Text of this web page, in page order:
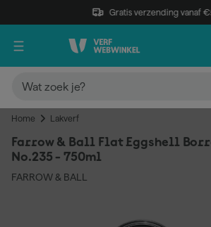
Gratis verzending vanaf
Home Lakverf
Farrow & Ball Flat Eggshell
No.235 - 750ml
FARROW & BALL